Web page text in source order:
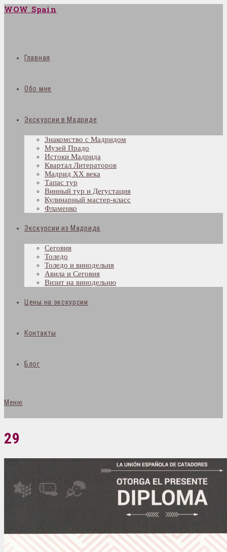
WOW Spain
Главная
Обо мне
Экскурсии в Мадриде
Знакомство с Мадридом
Музей Прадо
Истоки Мадрида
Квартал Литераторов
Мадрид XX века
Тапас тур
Винный тур и Дегустация
Кулинарный мастер-класс
Фламенко
Экскурсии из Мадрида
Сеговия
Толедо
Толедо и винодельня
Авила и Сеговия
Визит на винодельню
Цены на экскурсии
Контакты
Блог
Меню
29